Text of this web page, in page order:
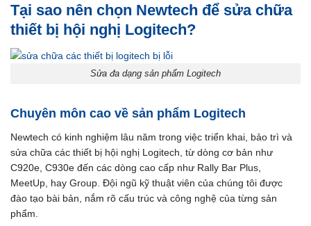
Tại sao nên chọn Newtech để sửa chữa
thiết bị hội nghị Logitech?
Sửa đa dạng sản phẩm Logitech
Chuyên môn cao về sản phẩm Logitech
Newtech có kinh nghiệm lâu năm trong việc triển khai, bảo trì và
sửa chữa các thiết bị hội nghị Logitech, từ dòng cơ bản như
C920e, C930e đến các dòng cao cấp như Rally Bar Plus,
MeetUp, hay Group. Đội ngũ kỹ thuật viên của chúng tôi được
đào tạo bài bản, nắm rõ cấu trúc và công nghệ của từng sản
phẩm.